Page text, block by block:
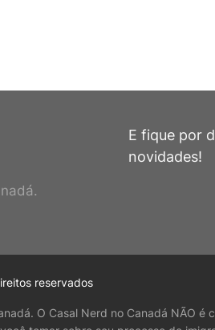
E fique por
novidades!
reservados
O Casal Nerd no Canadá NÃO